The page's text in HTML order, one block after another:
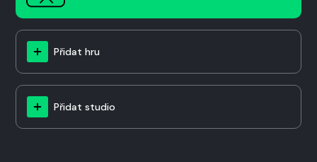
Přidat hru
Přidat studio